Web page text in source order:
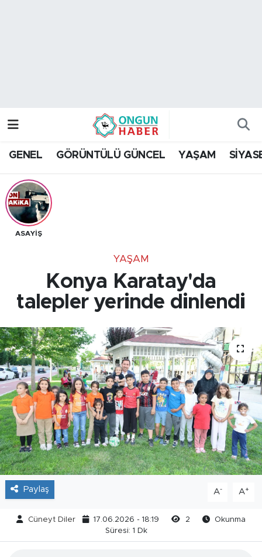
GENEL GÖRÜNTÜLÜ GÜNCEL YAŞAM
ASAYİŞ
YAŞAM
Konya Karatay'da
talepler yerinde dinlendi
Paylaş A- A+
Cüneyt Diler 17.06.2026 - 18:19 2
Okunma
Süresi: 1 Dk
Trafik Durumu
Tüm Manşetler
Son Dakika Haberleri